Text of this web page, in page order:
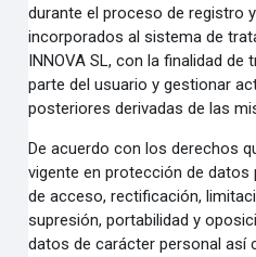
durante el proceso deregistro
incorporados al sistema de
INNOVA SL,con la finalidad de
parte del usuario y gestionar
posterioresderivadas de las
De acuerdo con los derechos
vigente en protección de
de acceso, rectificación,
supresión, portabilidad y
datos de carácter personal así